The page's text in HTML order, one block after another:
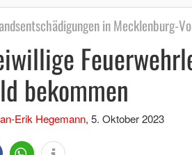
in Mecklenburg-
bekommen
Erik Hegemann, 5. Oktober 2023